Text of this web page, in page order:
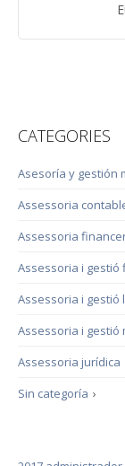
CATEGORIES
Asesoría y gestión
Assessoria
Assessoria
Assessoria i gestió
Assessoria i gestió
Assessoria i gestió
Assessoria jurídica
›
Sin categoría